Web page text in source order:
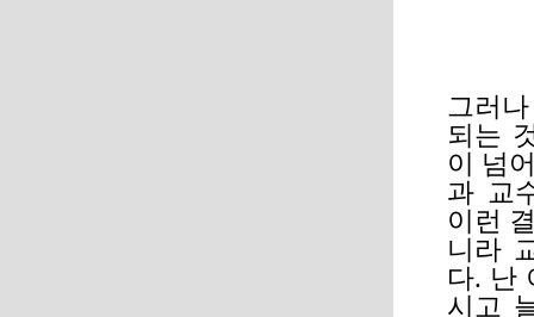
그러
되는
이 넘
과 교
이런
니라
다. 난
시고